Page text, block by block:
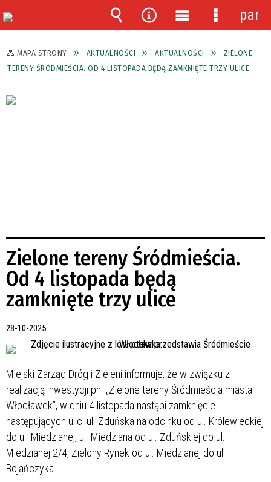
MAPA STRONY AKTUALNOŚCI AKTUALNOŚCI
ZIELONE
TERENY ŚRÓDMIEŚCIA. OD 4 LISTOPADA BĘDĄ ZAMKNIĘTE TRZY ULICE
Zielone tereny Śródmieścia.
Od 4 listopada będą
zamknięte trzy ulice
28-10-2025
Miejski Zarząd Dróg i Zieleni informuje, że w związku z
realizacją inwestycji pn. „Zielone tereny Śródmieścia miasta
Włocławek”, w dniu 4 listopada nastąpi zamknięcie
następujących ulic: ul. Zduńska na odcinku od ul. Królewieckiej
do ul. Miedzianej, ul. Miedziana od ul. Zduńskiej do ul.
Miedzianej 2/4, Zielony Rynek od ul. Miedzianej do ul.
Bojańczyka.
Wyszukiwarka
Narzędzia
Menu
główne
Menu